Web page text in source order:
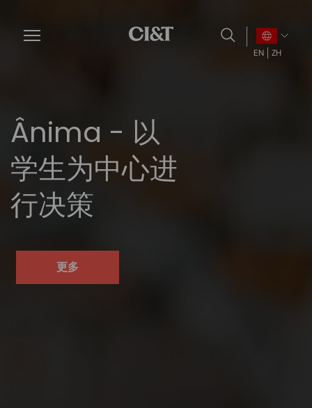
to
main
EN ZH
Ânima - 以
学生为中心进
行决策
更多